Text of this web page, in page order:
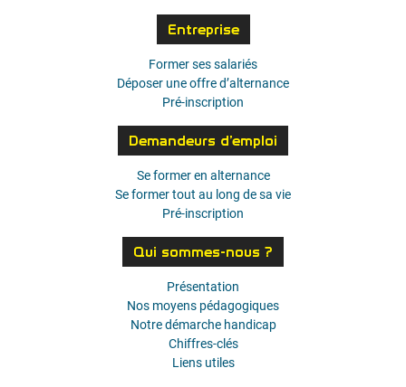
Entreprise
Former ses salariés
Déposer une offre d’alternance
Pré-inscription
Demandeurs d’emploi
Se former en alternance
Se former tout au long de sa vie
Pré-inscription
Qui sommes-nous ?
Présentation
Nos moyens pédagogiques
Notre démarche handicap
Chiffres-clés
Liens utiles